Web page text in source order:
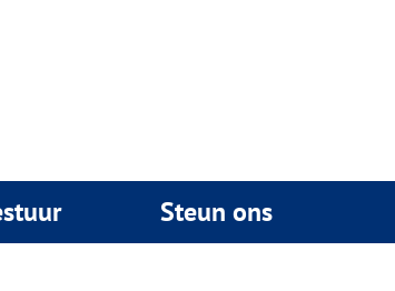
Steun ons